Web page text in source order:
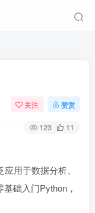
关注 赞赏
123 11
用于数据分析、
础入门Python，